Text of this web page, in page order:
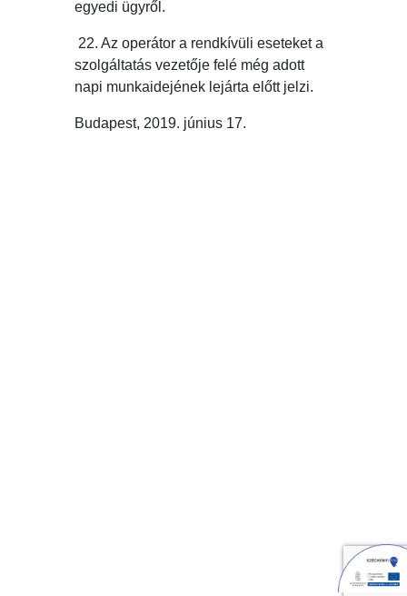
egyedi ügyről.
22. Az operátor a rendkívüli eseteket a
szolgáltatás vezetője felé még adott
napi munkaidejének lejárta előtt jelzi.
Budapest, 2019. június 17.